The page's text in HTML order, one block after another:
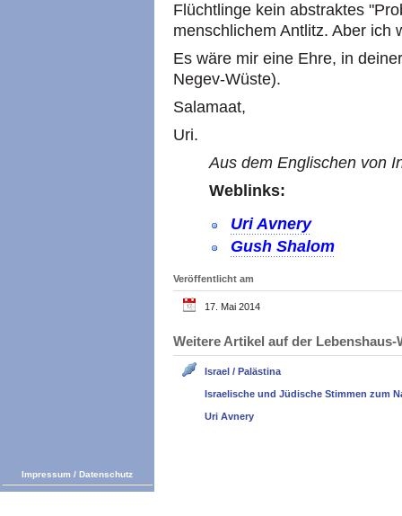
Flüchtlinge kein abstraktes
menschlichem Antlitz. Aber ich
Es wäre mir eine Ehre, in
Negev-Wüste).
Salamaat,
Uri.
Aus dem Englischen von
Weblinks:
Uri Avnery
Gush Shalom
Veröffentlicht am
17. Mai 2014
Weitere Artikel auf der
Israel / Palästina
Israelische und Jüdische Stimmen zum
Uri Avnery
Impressum / Datenschutz